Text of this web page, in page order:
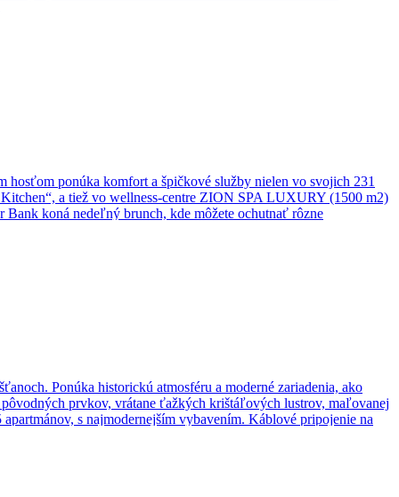
ponúka komfort a špičkové služby nielen vo svojich 231
a tiež vo wellness-centre ZION SPA LUXURY (1500 m2)
Bank koná nedeľný brunch, kde môžete ochutnať rôzne
Ponúka historickú atmosféru a moderné zariadenia, ako
prvkov, vrátane ťažkých krištáľových lustrov, maľovanej
s najmodernejším vybavením. Káblové pripojenie na